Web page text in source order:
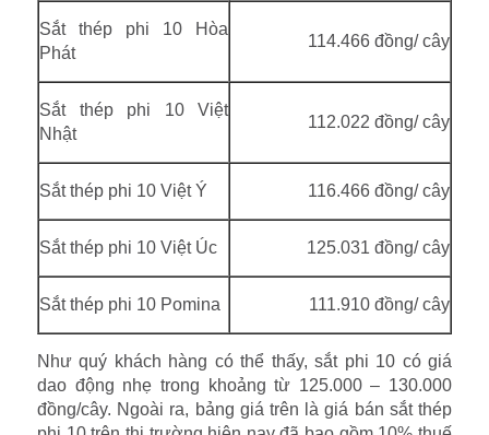
Sắt thép phi 10 Hòa
Phát
114.466 đồng/ cây
Sắt thép phi 10 Việt
Nhật
112.022 đồng/ cây
Sắt thép phi 10 Việt Ý 116.466 đồng/ cây
Sắt thép phi 10 Việt Úc 125.031 đồng/ cây
Sắt thép phi 10 Pomina 111.910 đồng/ cây
Như quý khách hàng có thể thấy, sắt phi 10 có giá
dao động nhẹ trong khoảng từ 125.000 – 130.000
đồng/cây. Ngoài ra, bảng giá trên là giá bán sắt thép